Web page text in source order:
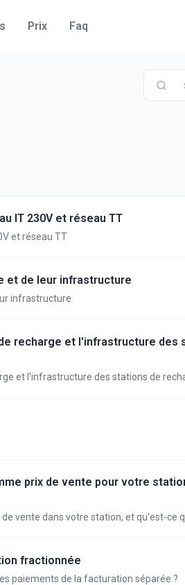
Prix Faq
IT 230V et réseau TT
et réseau TT
et de leur infrastructure
infrastructure
recharge et l'infrastructure des
et l'infrastructure des stations de
prix de vente pour votre
vente dans votre station, et qu'est-ce
fractionnée
paiements de la facturation séparée ?